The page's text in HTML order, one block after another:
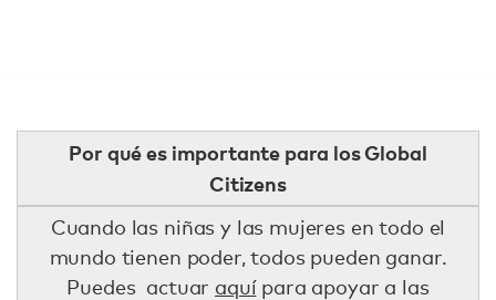
Por qué es importante para los Global
Citizens
Cuando las niñas y las mujeres en todo el
mundo tienen poder, todos pueden ganar.
Puedes actuar aquípara apoyar a las